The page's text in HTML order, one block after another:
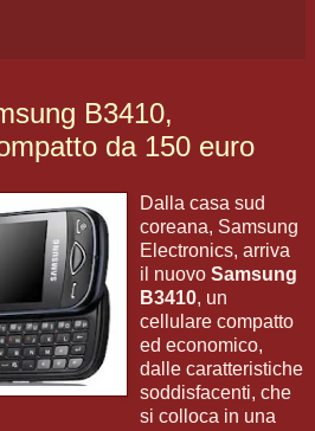
B3410,
da 150 euro
Dalla casa sud
coreana, Samsung
Electronics, arriva
il nuovo Samsung
B3410, un
cellulare compatto
ed economico,
dalle caratteristiche
soddisfacenti, che
si colloca in una